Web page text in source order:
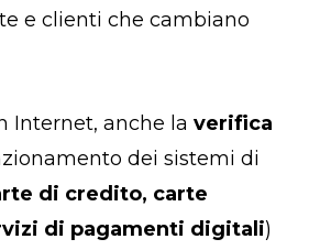
e clienti che cambiano
Internet, anche la verifica
dei sistemi di
di credito, carte
di pagamenti digitali)